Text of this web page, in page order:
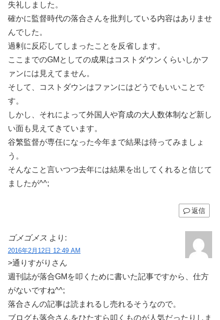
失礼しました。
確かに監督時代の落合さんを批判している内容はありませ
んでした。
過剰に反応してしまったことを反省します。
ここまでのGMとしての成果はコストダウンくらいしかフ
ァンには見えてません。
そして、コストダウンはファンにはどうでもいいことで
す。
しかし、それによって外国人や育成の大人数体制など新し
い面も見えてきています。
谷繁監督が専任になった今年まで結果は待ってみましょ
う。
そんなこと言いつつ去年には結果を出してくれると信じて
ましたが^^;
返信
ゴメゴメス より:
2016年2月12日 12:49 AM
>通りすがりさん
週刊誌が落合GMを叩くために書いた記事ですから、仕方
がないですね^^;
落合さんの記事は読まれるし売れるそうなので。
ブログも落合さんをひたすら叩くものが人気だったりしま